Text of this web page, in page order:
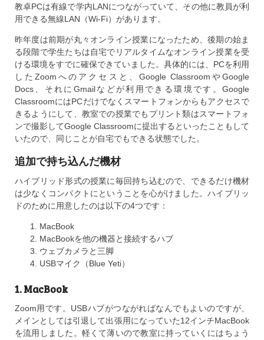
教卓PCは有線で学内LANにつながっていて、その他に教員が利
用できる無線LAN（Wi-Fi）があります。
昨年度は前期が丸々オンライン授業になったため、後期の始ま
る段階で学生たちは自宅でリアルタイムなオンライン授業を受
ける環境をすでに確保できていました。具体的には、PCを利用
したZoomへのアクセスと、Google ClassroomやGoogle
Docs、それにGmailなどが利用できる環境です。Google
ClassroomにはPCだけでなくスマートフォンからもアクセスで
きるようにして、教室での授業でもプリント類はスマートフォ
ンで撮影してGoogle Classroomに提出するといったこともして
いたので、同じことが自宅でもできる状態でした。
追加で持ち込んだ機材
ハイブリッド形式の授業に毎回持ち込むので、できるだけ機材
は少なくコンパクトにということを心がけました。ハイブリッ
ドのために用意したのは以下の4つです：
MacBook
MacBookを他の機器と接続するハブ
ウェブカメラと三脚
USBマイク（Blue Yeti）
1. MacBook
Zoom用です。USBハブがつながればなんでもよいのですが、
メインとしては引退して出張用になっていた12インチMacBook
を流用しました。軽くて薄いので教室に持っていくにはちょう